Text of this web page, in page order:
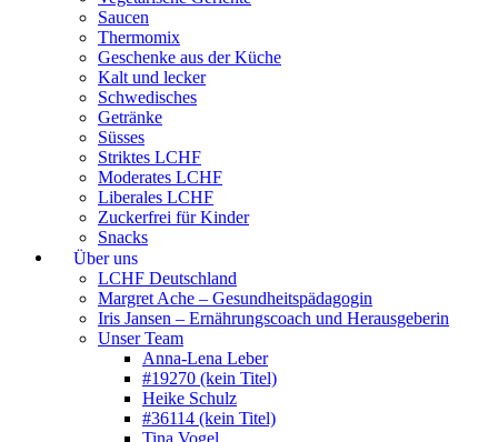
Saucen
Thermomix
Geschenke aus der Küche
Kalt und lecker
Schwedisches
Getränke
Süsses
Striktes LCHF
Moderates LCHF
Liberales LCHF
Zuckerfrei für Kinder
Snacks
Über uns
LCHF Deutschland
Margret Ache – Gesundheitspädagogin
Iris Jansen – Ernährungscoach und Herausgeberin
Unser Team
Anna-Lena Leber
#19270 (kein Titel)
Heike Schulz
#36114 (kein Titel)
Tina Vogel